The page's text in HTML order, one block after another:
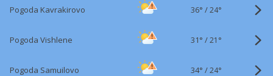
Pogoda Kavrakirovo 36° /24°
Pogoda Vishlene 31° /21°
Pogoda Samuilovo 34° /24°